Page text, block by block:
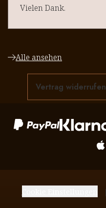
Vielen Dank.
Alle ansehen
Vertrag widerrufen